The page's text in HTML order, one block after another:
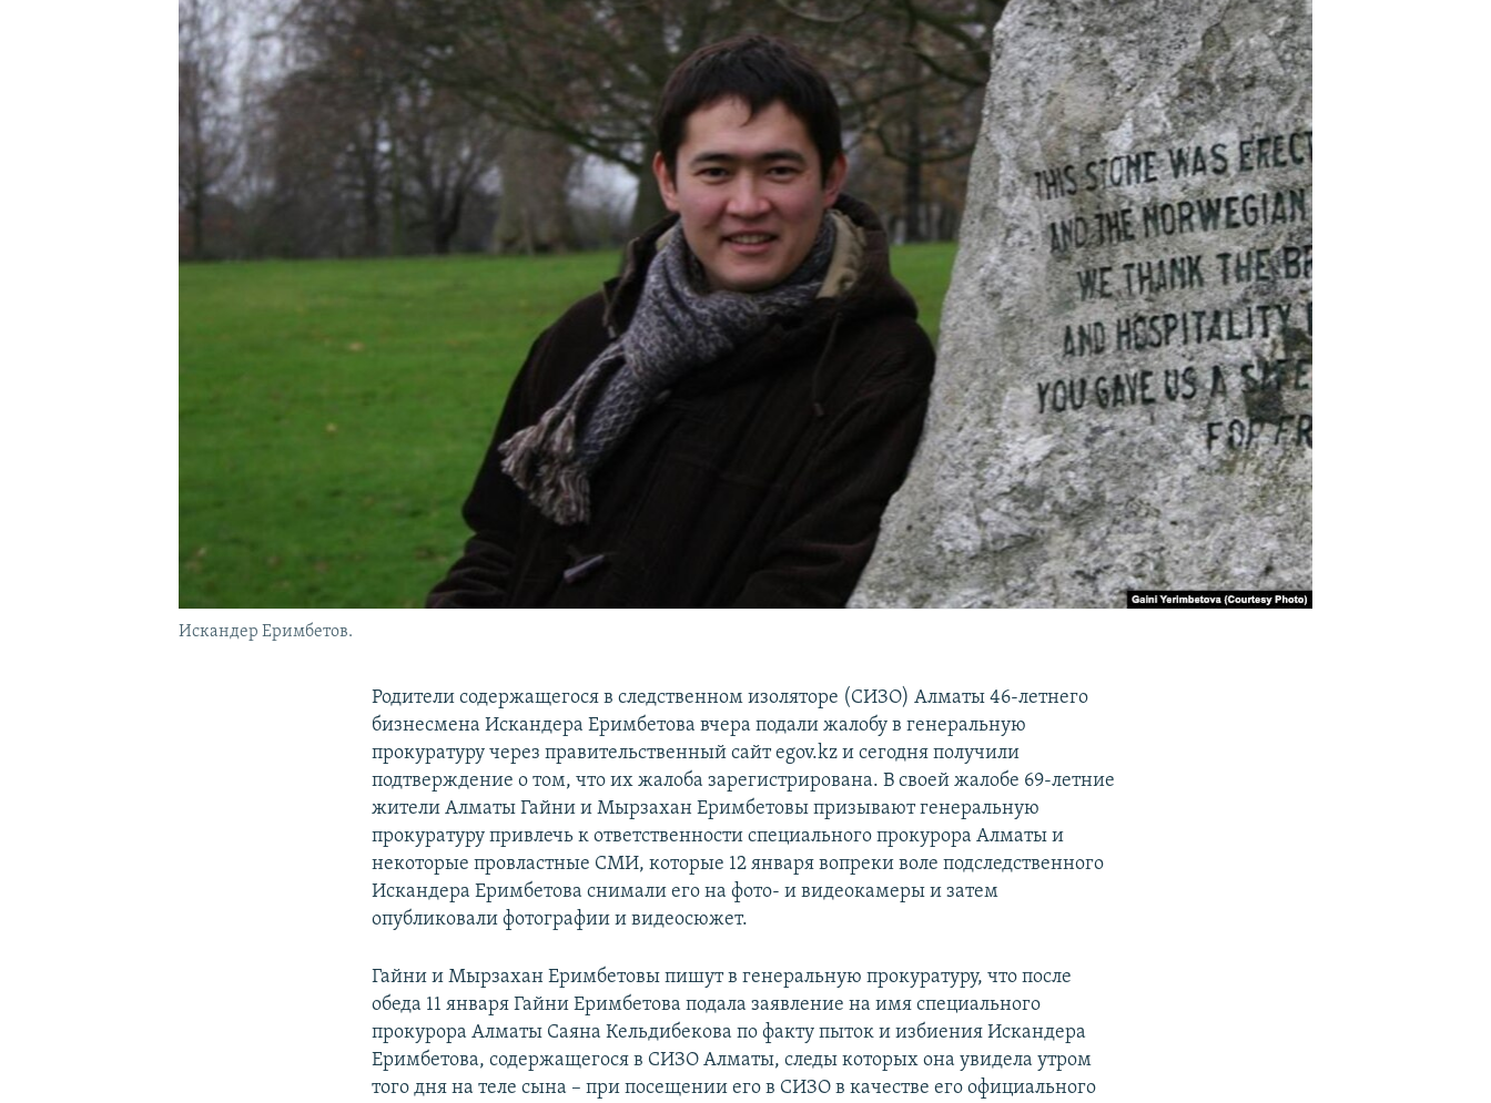
Искандер Еримбетов.
Родители содержащегося в следственном изоляторе (СИЗО) Алматы 46-летнего
бизнесмена Искандера Еримбетова вчера подали жалобу в генеральную
прокуратуру через правительственный сайт egov.kz и сегодня получили
подтверждение о том, что их жалоба зарегистрирована. В своей жалобе 69-летние
жители Алматы Гайни и Мырзахан Еримбетовы призывают генеральную
прокуратуру привлечь к ответственности специального прокурора Алматы и
некоторые провластные СМИ, которые 12 января вопреки воле подследственного
Искандера Еримбетова снимали его на фото- и видеокамеры и затем
опубликовали фотографии и видеосюжет.
Гайни и Мырзахан Еримбетовы пишут в генеральную прокуратуру, что после
обеда 11 января Гайни Еримбетова подала заявление на имя специального
прокурора Алматы Саяна Кельдибекова по факту пыток и избиения Искандера
Еримбетова, содержащегося в СИЗО Алматы, следы которых она увидела утром
того дня на теле сына – при посещении его в СИЗО в качестве его официального